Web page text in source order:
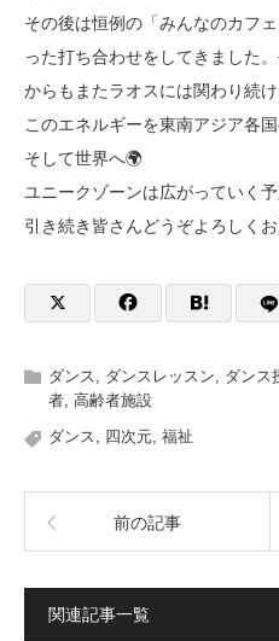
その後は恒例の「みんなのカフ
った打ち合わせをしてきました
からもまたラオスには関わり続
このエネルギーを東南アジア各国
そして世界へ🌍
ユニークゾーンは広がっていく
引き続き皆さんどうぞよろしくお
ダンス ダンスレッスン ダンス
者 高齢者施設
ダンス
四次元 福祉
前の記事
関連記事一覧